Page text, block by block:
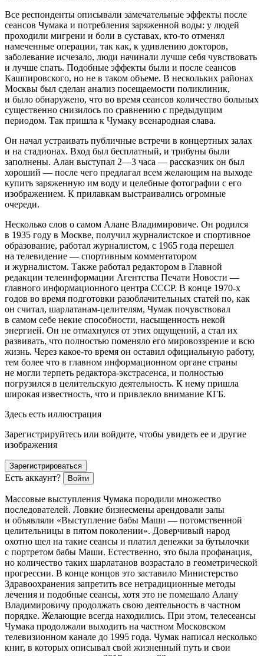
Все респонденты описывали замечательные эффекты после
сеансов Чумака и потребления заряженной воды: у людей
проходили мигрени и боли в суставах, кто-то отменял
намеченные операции, так как, к удивлению докторов,
заболевание исчезало, люди начинали лучше себя чувствовать
и лучше спать. Подобные эффекты были и после сеансов
Кашпировского, но не в таком объеме. В нескольких районах
Москвы был сделан анализ посещаемости поликлиник,
и было обнаружено, что во время сеансов количество больных
существенно снизилось по сравнению с предыдущим
периодом. Так пришла к Чумаку всенародная слава.
Он начал устраивать публичные встречи в концертных залах
и на стадионах. Вход был бесплатный, и трибуны были
заполнены. Алан выступал 2—3 часа — рассказчик он был
хороший — после чего предлагал всем желающим на выходе
купить заряженную им воду и целебные фотографии с его
изображением. К прилавкам выстраивались огромные
очереди.
Несколько слов о самом Алане Владимировиче. Он родился
в 1935 году в Москве, получил журналистское и спортивное
образование, работал журналистом, с 1965 года перешел
на телевидение — спортивным комментатором
и журналистом. Также работал редактором в Главной
редакции телеинформации Агентства Печати Новости —
главного информационного центра СССР. В конце 1970-х
годов во время подготовки разоблачительных статей по, как
он считал, шарлатанам-целителям, Чумак почувствовал
в самом себе некие способности, насыщенность некой
энергией. Он не отмахнулся от этих ощущений, а стал их
развивать, что полностью поменяло его мировоззрение и всю
жизнь. Через какое-то время он оставил официальную работу,
тем более что в главном информационном органе страны
не могли терпеть редактора-экстрасенса, и полностью
погрузился в целительскую деятельность. К нему пришла
широкая известность, что и привлекло внимание КГБ.
Здесь есть иллюстрация
Зарегистрируйтесь или войдите, чтобы увидеть ее и другие
изображения
Зарегистрироваться
Есть аккаунт? Войти
Массовые выступления Чумака породили множество
последователей. Ловкие бизнесмены арендовали залы
и объявляли «Выступление бабы Маши — потомственной
целительницы в пятом поколении». Доверчивый народ
охотно шел на такие сеансы и платил денежки за бутылочки
с портретом бабы Маши. Естественно, это была профанация,
но количество таких шарлатанов возрастало в геометрической
прогрессии. В конце концов это заставило Министерство
Здравоохранения запретить все нетрадиционные методы
лечения и подобные сеансы, хотя это не помешало Алану
Владимировичу продолжать свою деятельность в частном
порядке. Желающие всегда находились. При этом, телесеансы
Чумака продолжали выходить на частном Московском
телевизионном канале до 1995 года. Чумак написал несколько
книг, в которых описывал свой жизненный путь и свои